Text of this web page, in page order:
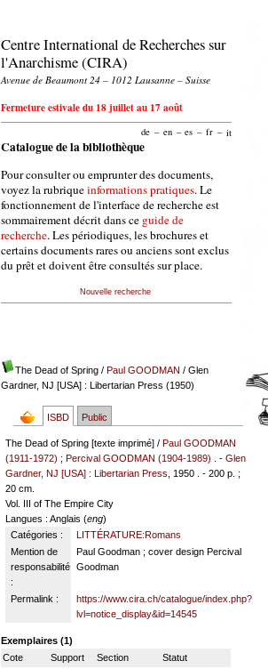
Centre International de Recherches sur
l'Anarchisme (CIRA)
Avenue de Beaumont 24 – 1012 Lausanne – Suisse
Fermeture estivale du 18 juillet au 17 août
de – en – es – fr – it
Catalogue de la bibliothèque
Pour consulter ou emprunter des documents,
voyez la rubriqueinformations pratiques. Le
fonctionnement de l'interface de recherche est
sommairement décrit dans ce guide de
recherche. Les périodiques, les brochures et
certains documents rares ou anciens sont exclus
du prêt et doivent être consultés sur place.
Nouvelle recherche
The Dead of Spring/ Paul GOODMAN / Glen
Gardner, NJ [USA] : Libertarian Press (1950)
ISBD Public
The Dead of Spring [texte imprimé] /Paul GOODMAN
(1911-1972) ;Percival GOODMAN (1904-1989) . -Glen
Gardner, NJ [USA] : Libertarian Press
, 1950 . - 200 p. ;
20 cm.
Vol. III of The Empire City
Langues : Anglais (eng)
Catégories :
LITTÉRATURE:Romans
Mention de
responsabilité
:
Paul Goodman ; cover design Percival
Goodman
Permalink :
https://www.cira.ch/catalogue/index.php?
lvl=notice_display&id=14545
Exemplaires (1)
Cote
Support Section
Statut